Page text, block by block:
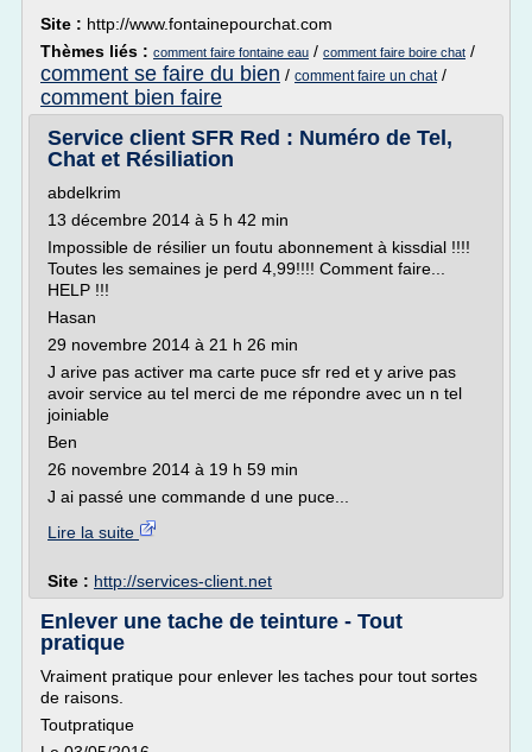
Site : http://www.fontainepourchat.com
Thèmes liés : comment faire fontaine eau / comment faire boire chat /
comment se faire du bien / comment faire un chat/
comment bien faire
Service client SFR Red : Numéro de Tel,
Chat et Résiliation
abdelkrim
13 décembre 2014 à 5 h 42 min
Impossible de résilier un foutu abonnement à kissdial !!!!
Toutes les semaines je perd 4,99!!!! Comment faire...
HELP !!!
Hasan
29 novembre 2014 à 21 h 26 min
J arive pas activer ma carte puce sfr red et y arive pas
avoir service au tel merci de me répondre avec un n tel
joiniable
Ben
26 novembre 2014 à 19 h 59 min
J ai passé une commande d une puce...
Lire la suite
Site : http://services-client.net
Enlever une tache de teinture - Tout
pratique
Vraiment pratique pour enlever les taches pour tout sortes
de raisons.
Toutpratique